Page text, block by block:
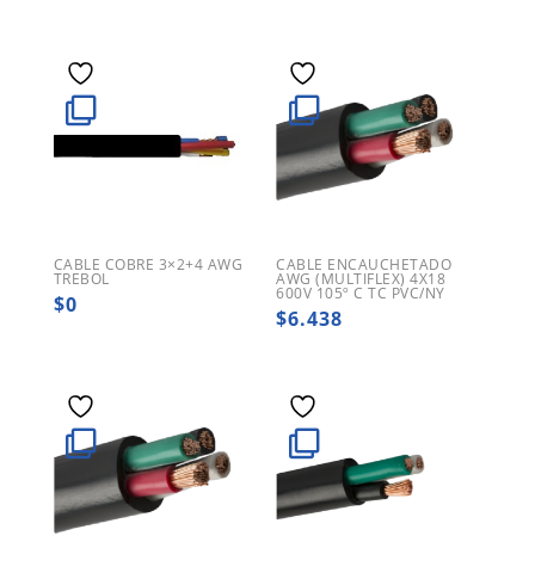
CABLE COBRE 3×2+4 AWG
TREBOL
$0
CABLE ENCAUCHETADO
AWG (MULTIFLEX) 4X18
600V 105º C TC PVC/NY
$6.438